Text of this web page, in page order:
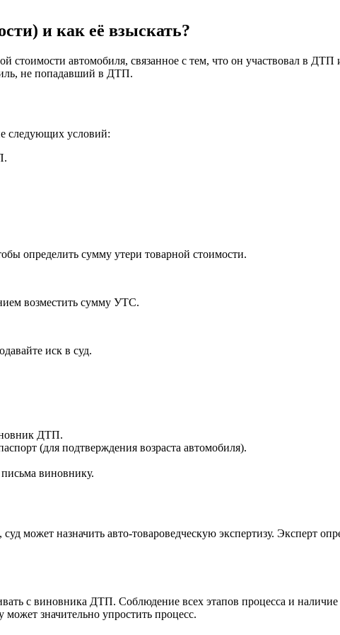
и как её взыскать?
автомобиля, связанное с тем, что он участвовал в ДТП
не попадавший в ДТП.
следующих условий:
определить сумму утери товарной стоимости.
возместить сумму УТС.
иск в суд.
ДТП.
(для подтверждения возраста автомобиля).
виновнику.
может назначить авто-товароведческую экспертизу. Эксперт
с виновника ДТП. Соблюдение всех этапов процесса и наличие
значительно упростить процесс.